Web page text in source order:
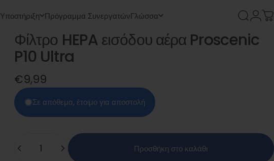
Υποστήριξη
Υποστήριξη
Πρόγραμμα Συνεργατών
Πρόγραμμα Συνεργατών
Γλώσσα
Γλώσσα
Φίλτρο HEPAεισόδουαέρα Proscenic
P10 Ultra
€9,99
Σε απόθεμα, έτοιμο για αποστολή
Προσθήκη στο καλάθι